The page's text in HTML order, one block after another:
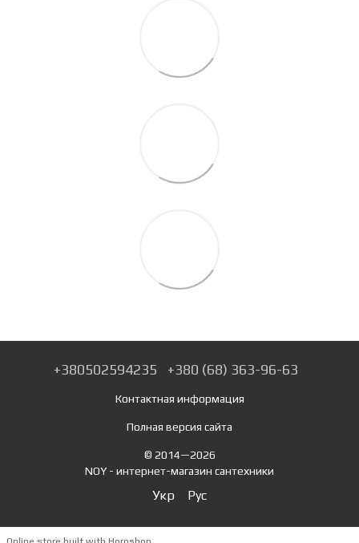
+380502594235 +380 (68) 363-96-63
Контактная информация
Полная версия сайта
© 2014—2026
NOY - интернет-магазин сантехники
Укр Рус